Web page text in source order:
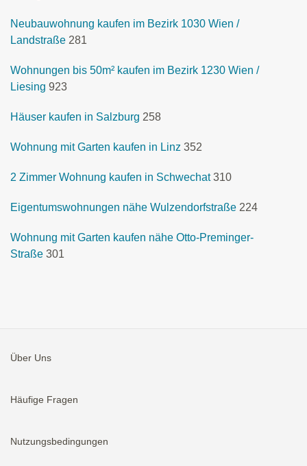
Neubauwohnung kaufen im Bezirk 1030 Wien /
Landstraße 281
Wohnungen bis 50m² kaufen im Bezirk 1230 Wien /
Liesing 923
Häuser kaufen in Salzburg 258
Wohnung mit Garten kaufen in Linz 352
2 Zimmer Wohnung kaufen in Schwechat 310
Eigentumswohnungen nähe Wulzendorfstraße 224
Wohnung mit Garten kaufen nähe Otto-Preminger-
Straße 301
Über Uns
Häufige Fragen
Nutzungsbedingungen